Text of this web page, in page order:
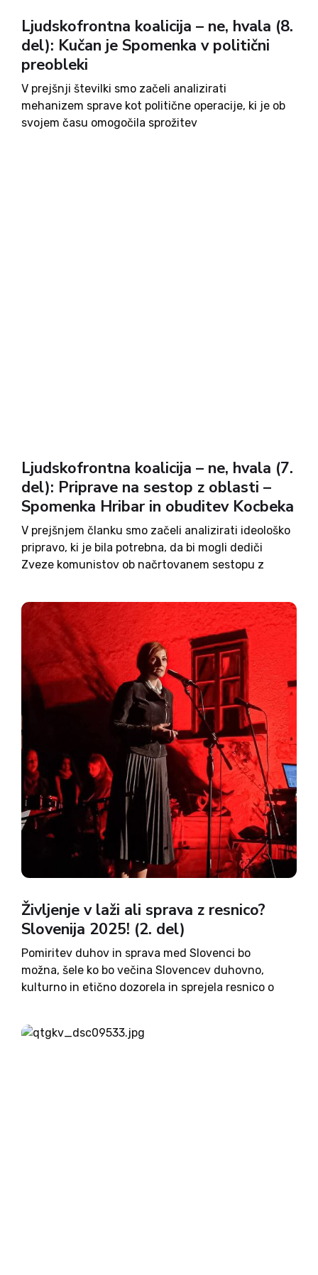
Ljudskofrontna koalicija – ne, hvala (8.
del): Kučan je Spomenka v politični
preobleki
V prejšnji številki smo začeli analizirati
mehanizem sprave kot politične operacije, ki je ob
svojem času omogočila sprožitev
Ljudskofrontna koalicija – ne, hvala (7.
del): Priprave na sestop z oblasti –
Spomenka Hribar in obuditev Kocbeka
V prejšnjem članku smo začeli analizirati ideološko
pripravo, ki je bila potrebna, da bi mogli dediči
Zveze komunistov ob načrtovanem sestopu z
demokratizaciji destabilizirati novo, demokratično
oblast. To bi bilo potrebno, če bi ta poskušala
ogroziti...
Življenje v laži ali sprava z resnico?
Slovenija 2025! (2. del)
Pomiritev duhov in sprava med Slovenci bo
možna, šele ko bo večina Slovencev duhovno,
kulturno in etično dozorela in sprejela resnico o
dva dela. SAZU je 2021 objavila deklaracijo o
slovenski spravi...